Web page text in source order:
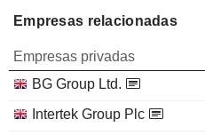
Empresas relacionadas
Empresas privadas
BG Group Ltd.
Intertek Group Plc